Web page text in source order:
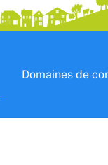
Domaines de